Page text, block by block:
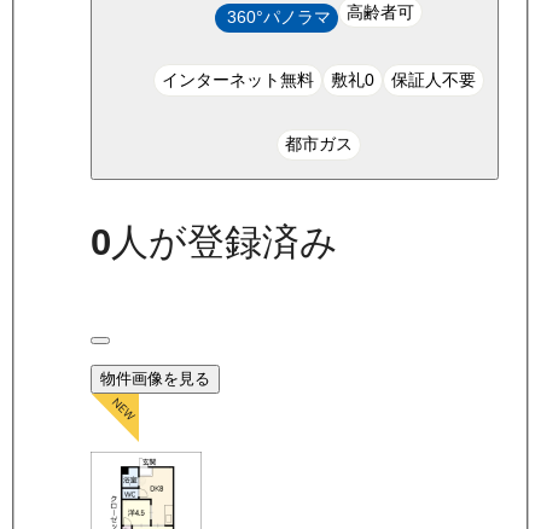
360°パノラマ 高齢者可
インターネット無料 敷礼0 保証人不要
都市ガス
0人が登録済み
物件画像を見る